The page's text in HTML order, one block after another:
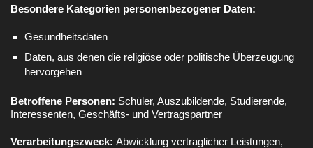
Besondere Kategorien personenbezogener Daten:
Gesundheitsdaten
Daten, aus denen die religiöse oder politische Überzeugung
hervorgehen
Betroffene Personen: Schüler, Auszubildende, Studierende,
Interessenten, Geschäfts- und Vertragspartner
Verarbeitungszweck: Abwicklung vertraglicher Leistungen,